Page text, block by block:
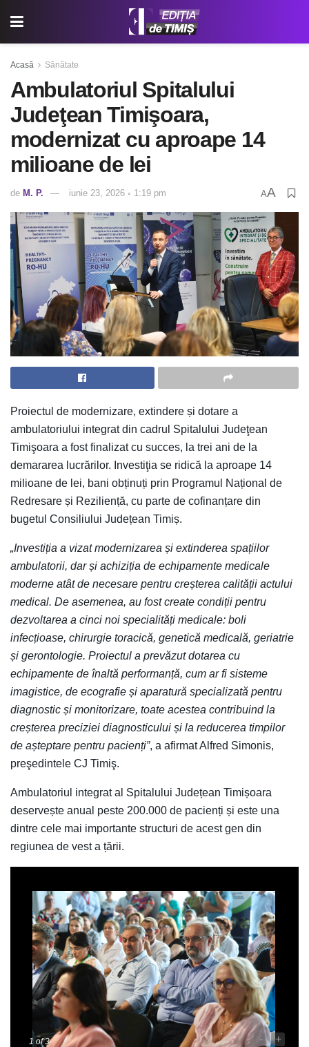
Acasă Sănătate
Ambulatoriul Spitalului
Judeţean Timişoara,
modernizat cu aproape 14
milioane de lei
de M. P. iunie 23, 2026 ◦ 1:19 pm AA
Proiectul de modernizare, extindere și dotare a
ambulatoriului integrat din cadrul Spitalului Judeţean
Timişoara a fost finalizat cu succes, la trei ani de la
demararea lucrărilor. Investiţia se ridică la aproape 14
milioane de lei, bani obținuți prin Programul Național de
Redresare și Reziliență, cu parte de cofinanțare din
bugetul Consiliului Județean Timiș.
„Investiția a vizat modernizarea și extinderea spațiilor
ambulatorii, dar și achiziția de echipamente medicale
moderne atât de necesare pentru creșterea calității actului
medical. De asemenea, au fost create condiții pentru
dezvoltarea a cinci noi specialități medicale: boli
infecțioase, chirurgie toracică, genetică medicală, geriatrie
și gerontologie. Proiectul a prevăzut dotarea cu
echipamente de înaltă performanță, cum ar fi sisteme
imagistice, de ecografie și aparatură specializată pentru
diagnostic și monitorizare, toate acestea contribuind la
creșterea preciziei diagnosticului și la reducerea timpilor
de așteptare pentru pacienți”, a afirmat Alfred Simonis,
preşedintele CJ Timiş.
Ambulatoriul integrat al Spitalului Județean Timișoara
deservește anual peste 200.000 de pacienți și este una
dintre cele mai importante structuri de acest gen din
regiunea de vest a țării.
1 of 3 - +